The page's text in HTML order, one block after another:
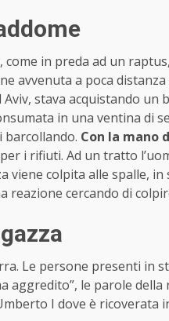
in preda ad un
avvenuta a poca distanza
stava acquistando
in una ventina di
barcollando. Con la mano
i rifiuti. Ad un tratto
viene colpita alle spalle, in
reazione cercando di
Le persone presenti in
aggredito”, le parole
I dove è ricoverata